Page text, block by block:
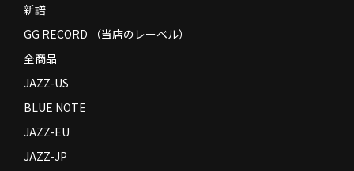
新譜
GG RECORD （当店のレーベル）
全商品
JAZZ-US
BLUE NOTE
JAZZ-EU
JAZZ-JP